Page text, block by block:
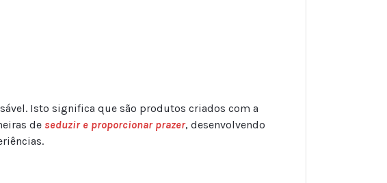
Isto significa que são produtos criados com a
de seduzir e proporcionar prazer, desenvolvendo